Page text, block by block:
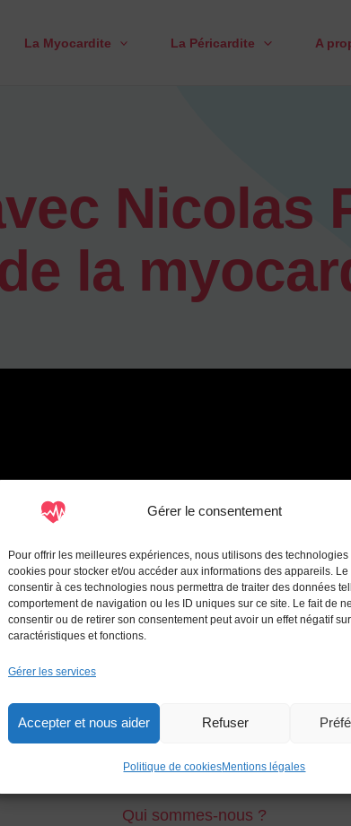
Gérer le consentement
Pour offrir les meilleures expériences, nous utilisons des
cookies pour stocker et/ou accéder aux informations des appareils. Le
consentir à ces technologies nous permettra de traiter des données
comportement de navigation ou les ID uniques sur ce site. Le fait de
consentir ou de retirer son consentement peut avoir un effet négatif
caractéristiques et fonctions.
Gérer les services
Accepter et nous aider Refuser
Politique de cookiesMentions légales
La Myocardite La Péricardite A
Nicolas
la
Échange avec Nicolas Piriou – La péricardite : le parcours de soins en cas d’échec thérapeutique ou de récidive
A propos
Qui sommes-nous ?